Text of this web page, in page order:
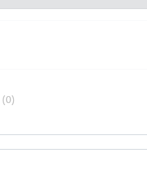
(0)